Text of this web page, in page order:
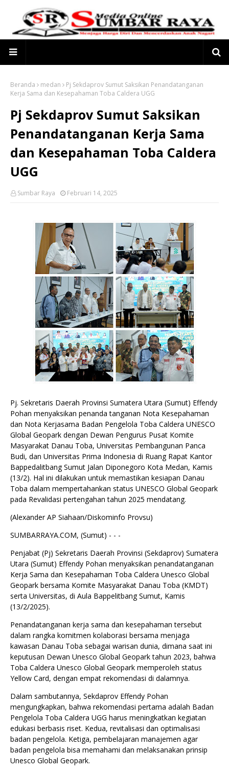
Beranda medan
Pj Sekdaprov Sumut Saksikan Penandatanganan
Kerja Sama dan Kesepahaman Toba Caldera UGG
Pj Sekdaprov Sumut Saksikan
Penandatanganan Kerja Sama
dan Kesepahaman Toba Caldera
UGG
Sumbar Raya Februari 14, 2025
Pj. Sekretaris Daerah Provinsi Sumatera Utara (Sumut) Effendy
Pohan menyaksikan penanda tanganan Nota Kesepahaman
dan Nota Kerjasama Badan Pengelola Toba Caldera UNESCO
Global Geopark dengan Dewan Pengurus Pusat Komite
Masyarakat Danau Toba, Universitas Pembangunan Panca
Budi, dan Universitas Prima Indonesia di Ruang Rapat Kantor
Bappedalitbang Sumut Jalan Diponegoro Kota Medan, Kamis
(13/2). Hal ini dilakukan untuk memastikan kesiapan Danau
Toba dalam mempertahankan status UNESCO Global Geopark
pada Revalidasi pertengahan tahun 2025 mendatang.
(Alexander AP Siahaan/Diskominfo Provsu)
SUMBARRAYA.COM, (Sumut) - - -
Penjabat (Pj) Sekretaris Daerah Provinsi (Sekdaprov) Sumatera
Utara (Sumut) Effendy Pohan menyaksikan penandatanganan
Kerja Sama dan Kesepahaman Toba Caldera Unesco Global
Geopark bersama Komite Masyarakat Danau Toba (KMDT)
serta Universitas, di Aula Bappelitbang Sumut, Kamis
(13/2/2025).
Penandatanganan kerja sama dan kesepahaman tersebut
dalam rangka komitmen kolaborasi bersama menjaga
kawasan Danau Toba sebagai warisan dunia, dimana saat ini
keputusan Dewan Unesco Global Geopark tahun 2023, bahwa
Toba Caldera Unesco Global Geopark memperoleh status
Yellow Card, dengan empat rekomendasi di dalamnya.
Dalam sambutannya, Sekdaprov Effendy Pohan
mengungkapkan, bahwa rekomendasi pertama adalah Badan
Pengelola Toba Caldera UGG harus meningkatkan kegiatan
edukasi berbasis riset. Kedua, revitalisasi dan optimalisasi
badan pengelola. Ketiga, pembelajaran manajemen agar
badan pengelola bisa memahami dan melaksanakan prinsip
Unesco Global Geopark.